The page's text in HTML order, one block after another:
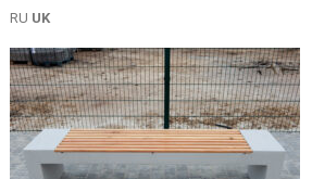
RU UK